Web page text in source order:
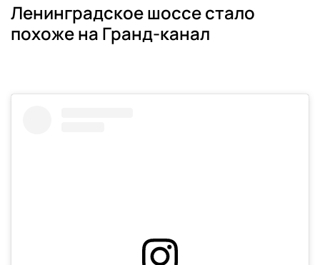
Ленинградское шоссе стало
похоже на Гранд-канал